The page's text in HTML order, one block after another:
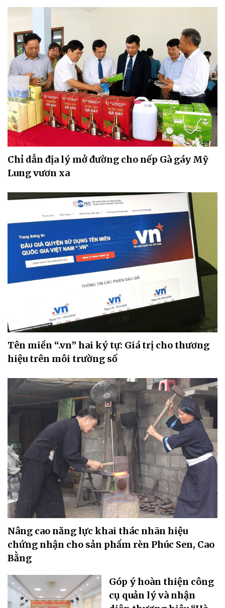
Chỉ dẫn địa lý mở đường cho nếp Gà gáy Mỹ
Lung vươn xa
Tên miền “.vn” hai ký tự: Giá trị cho thương
hiệu trên môi trường số
Nâng cao năng lực khai thác nhãn hiệu
chứng nhận cho sản phẩm rèn Phúc Sen, Cao
Bằng
Góp ý hoàn thiện công
cụ quản lý và nhận